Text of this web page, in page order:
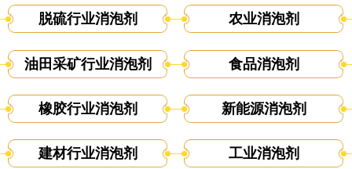
脱硫行业消泡剂 农业消泡剂
油田采矿行业消泡剂 食品消泡剂
橡胶行业消泡剂 新能源消泡剂
建材行业消泡剂 工业消泡剂